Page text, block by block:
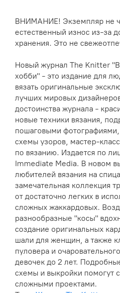
ВНИМАНИЕ! Экземпляр не
естественный износ из-за
хранения. Это не
Новый журнал The Knitter
хобби" - это издание для
вязать оригинальные
лучших мировых
достоинства журнала -
новые техники вязания,
пошаговыми
схемы узоров, мастер-
по вязанию. Издается по
Immediate Media. В новом
любителей вязания на
замечательная коллекция
от достаточно легких в
сложных жаккардовых.
разнообразные "косы"
создание оригинальных
шали для женщин, а также
пуловера и
девочек до 2 лет.
схемы и выкройки помогут
сложными проектами.